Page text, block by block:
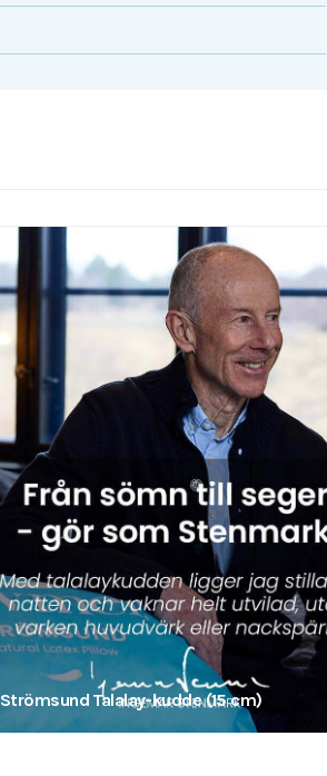
Strömsund Talalay-kudde (15 cm)